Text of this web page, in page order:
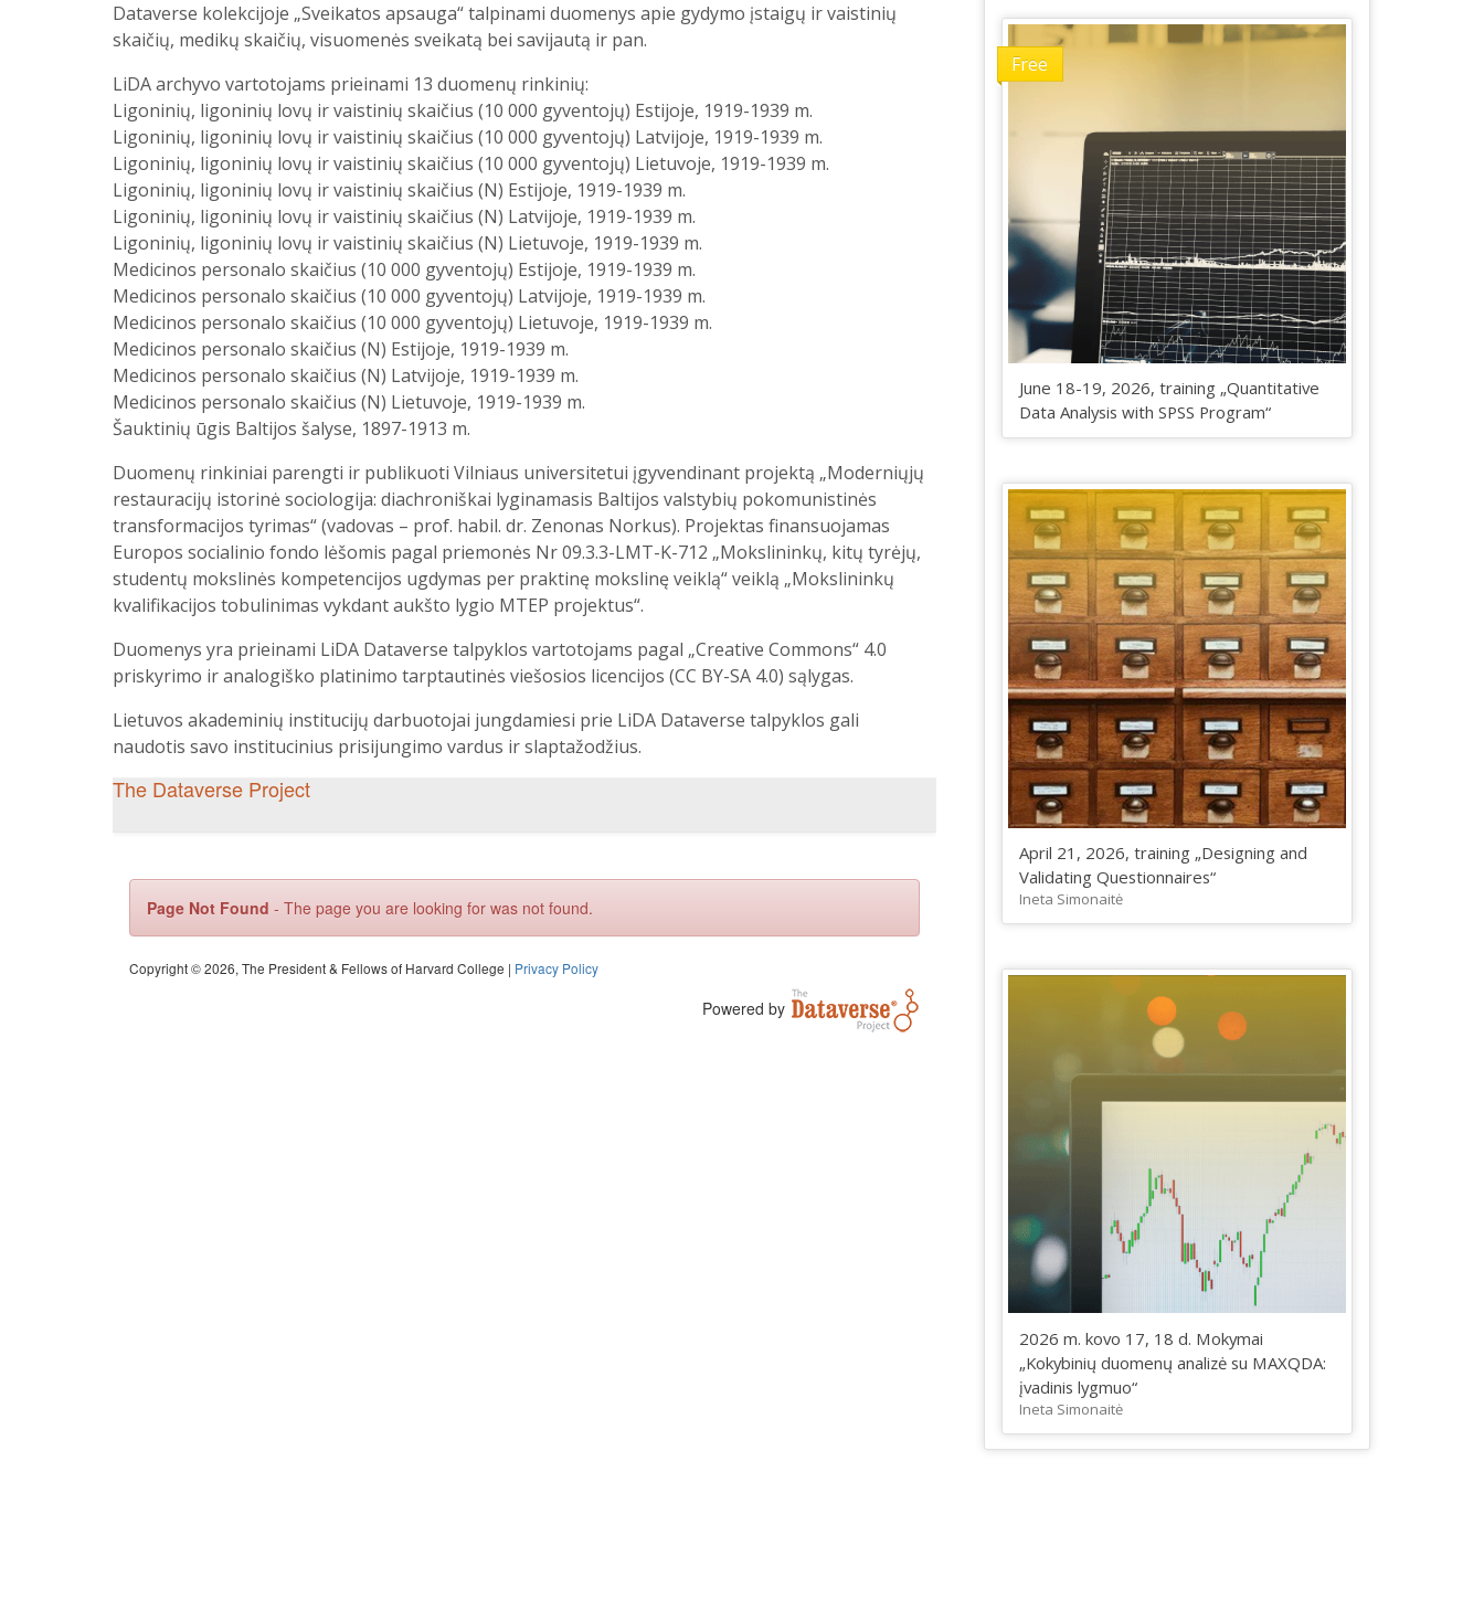
Dataverse kolekcijoje „Sveikatos apsauga“ talpinami duomenys apie gydymo įstaigų ir vaistinių
skaičių, medikų skaičių, visuomenės sveikatą bei savijautą ir pan.
LiDA archyvo vartotojams prieinami 13 duomenų rinkinių:
Ligoninių, ligoninių lovų ir vaistinių skaičius (10 000 gyventojų) Estijoje, 1919-1939 m.
Ligoninių, ligoninių lovų ir vaistinių skaičius (10 000 gyventojų) Latvijoje, 1919-1939 m.
Ligoninių, ligoninių lovų ir vaistinių skaičius (10 000 gyventojų) Lietuvoje, 1919-1939 m.
Ligoninių, ligoninių lovų ir vaistinių skaičius (N) Estijoje, 1919-1939 m.
Ligoninių, ligoninių lovų ir vaistinių skaičius (N) Latvijoje, 1919-1939 m.
Ligoninių, ligoninių lovų ir vaistinių skaičius (N) Lietuvoje, 1919-1939 m.
Medicinos personalo skaičius (10 000 gyventojų) Estijoje, 1919-1939 m.
Medicinos personalo skaičius (10 000 gyventojų) Latvijoje, 1919-1939 m.
Medicinos personalo skaičius (10 000 gyventojų) Lietuvoje, 1919-1939 m.
Medicinos personalo skaičius (N) Estijoje, 1919-1939 m.
Medicinos personalo skaičius (N) Latvijoje, 1919-1939 m.
Medicinos personalo skaičius (N) Lietuvoje, 1919-1939 m.
Šauktinių ūgis Baltijos šalyse, 1897-1913 m.
Duomenų rinkiniai parengti ir publikuoti Vilniaus universitetui įgyvendinant projektą „Moderniųjų
restauracijų istorinė sociologija: diachroniškai lyginamasis Baltijos valstybių pokomunistinės
transformacijos tyrimas“ (vadovas – prof. habil. dr. Zenonas Norkus). Projektas finansuojamas
Europos socialinio fondo lėšomis pagal priemonės Nr 09.3.3-LMT-K-712 „Mokslininkų, kitų tyrėjų,
studentų mokslinės kompetencijos ugdymas per praktinę mokslinę veiklą“ veiklą „Mokslininkų
kvalifikacijos tobulinimas vykdant aukšto lygio MTEP projektus“.
Duomenys yra prieinami LiDA Dataverse talpyklos vartotojams pagal „Creative Commons“ 4.0
priskyrimo ir analogiško platinimo tarptautinės viešosios licencijos (CC BY-SA 4.0) sąlygas.
Lietuvos akademinių institucijų darbuotojai jungdamiesi prie LiDA Dataverse talpyklos gali
naudotis savo institucinius prisijungimo vardus ir slaptažodžius.
Free
June 18-19, 2026, training „Quantitative
Data Analysis with SPSS Program“
April 21, 2026, training „Designing and
Validating Questionnaires“
Ineta Simonaitė
2026 m. kovo 17, 18 d. Mokymai
„Kokybinių duomenų analizė su MAXQDA:
įvadinis lygmuo“
Ineta Simonaitė